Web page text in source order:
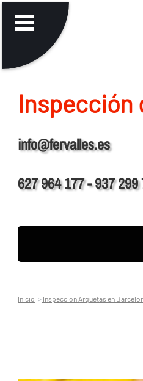
Inspección
info@fervalles.es
627 964 177 - 937 299
Inicio Inspeccion Arquetas en